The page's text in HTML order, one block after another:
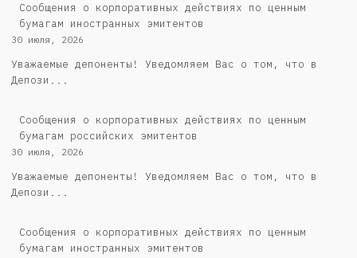
Сообщения о корпоративных действиях по ценным
бумагам иностранных эмитентов
30 июля, 2026
Уважаемые депоненты! Уведомляем Вас о том, что в
Депози...
Cообщения о корпоративных действиях по ценным
бумагам российских эмитентов
30 июля, 2026
Уважаемые депоненты! Уведомляем Вас о том, что в
Депози...
Сообщения о корпоративных действиях по ценным
бумагам иностранных эмитентов